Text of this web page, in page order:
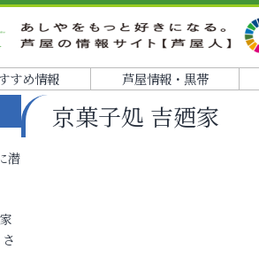
すめ情報 芦屋情報・黒帯
京菓子処 吉廼家
潜